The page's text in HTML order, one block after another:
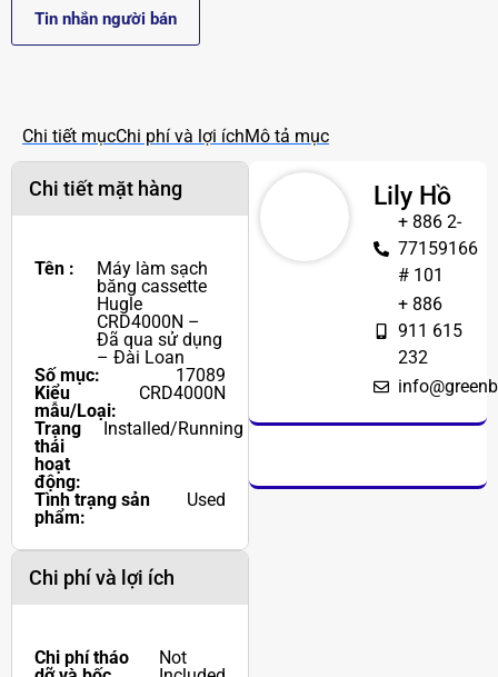
Tin nhắn người bán
Chi tiết mụcChi phí và lợi íchMô tả mục
Chi tiết mặt hàng
Máy làm sạch
băng cassette
Hugle
CRD4000N –
Đã qua sử dụng
– Đài Loan
Số mục:
17089
Kiểu
mẫu/Loại:
CRD4000N
Trạng
thái
hoạt
động:
Tình trạng sản
Chi phí và lợi ích
Lily Hồ
+ 886 2-
77159166
# 101
+ 886
911 615
232